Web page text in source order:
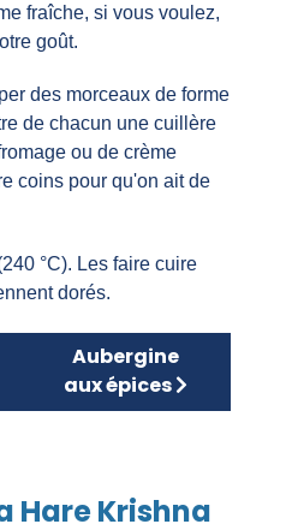
fraîche, si vous voulez,
goût.
des morceaux de forme
de chacun une cuillère
ou de crème
coins pour qu'on ait de
°C). Les faire cuire
dorés.
: Beignet d'aubergine
Article suivant :
Aubergine
aux épices
Hare Krishna